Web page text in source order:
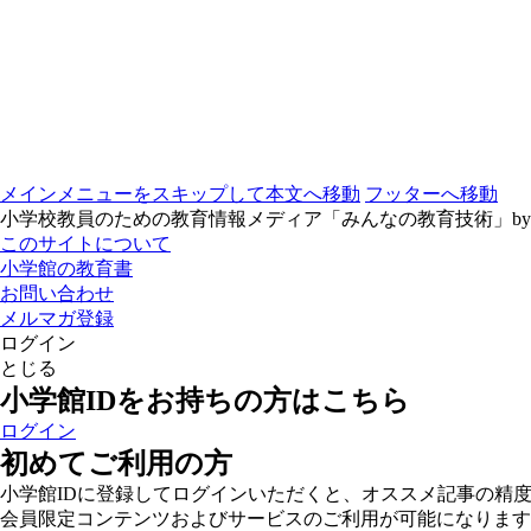
メインメニューをスキップして本文へ移動 フッターへ移動
小学校教員のための教育情報メディア「みんなの教育技術」
このサイトについて
小学館の教育書
お問い合わせ
メルマガ登録
ログイン
とじる
小学館IDをお持ちの方はこちら
ログイン
初めてご利用の方
小学館IDに登録してログインいただくと、オススメ記事の精
会員限定コンテンツおよびサービスのご利用が可能になりま